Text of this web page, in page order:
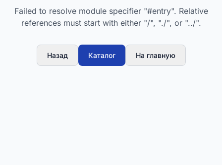
Failed to resolve module specifier "#entry". Relative
references must start with either "/", "./", or "../".
Назад Каталог На главную